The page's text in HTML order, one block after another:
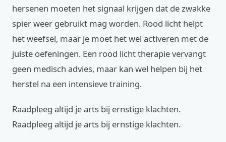
hersenen moeten het signaal krijgen dat de zwakke
spier weer gebruikt mag worden. Rood licht helpt
het weefsel, maar je moet het wel activeren met de
juiste oefeningen. Een rood licht therapie vervangt
geen medisch advies, maar kan wel helpen bij het
herstel na een intensieve training.
Raadpleeg altijd je arts bij ernstige klachten.
Raadpleeg altijd je arts bij ernstige klachten.